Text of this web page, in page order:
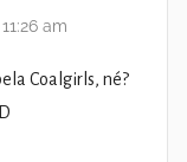
am
Coalgirls, né?